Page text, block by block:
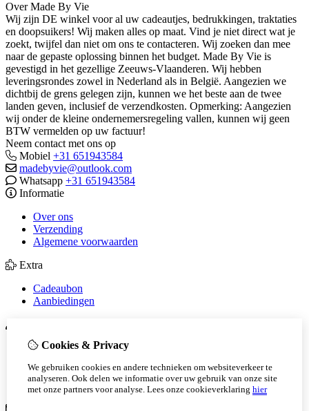
Over Made By Vie
Wij zijn DE winkel voor al uw cadeautjes, bedrukkingen, traktaties
en doopsuikers! Wij maken alles op maat. Vind je niet direct wat je
zoekt, twijfel dan niet om ons te contacteren. Wij zoeken dan mee
naar de gepaste oplossing binnen het budget. Made By Vie is
gevestigd in het gezellige Zeeuws-Vlaanderen. Wij hebben
leveringsrondes zowel in Nederland als in België. Aangezien we
dichtbij de grens gelegen zijn, kunnen we het beste aan de twee
landen geven, inclusief de verzendkosten. Opmerking: Aangezien
wij onder de kleine ondernemersregeling vallen, kunnen wij geen
BTW vermelden op uw factuur!
Neem contact met ons op
Mobiel +31 651943584
madebyvie@outlook.com
Whatsapp +31 651943584
Informatie
Over ons
Verzending
Algemene voorwaarden
Extra
Cadeaubon
Aanbiedingen
Inloggen
Verlanglijst
Nieuwsbrief
Cookies & Privacy
We gebruiken cookies en andere technieken om websiteverkeer te
analyseren. Ook delen we informatie over uw gebruik van onze site
met onze partners voor analyse. Lees onze cookieverklaring hier